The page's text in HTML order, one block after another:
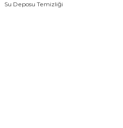
Su Deposu Temizliği